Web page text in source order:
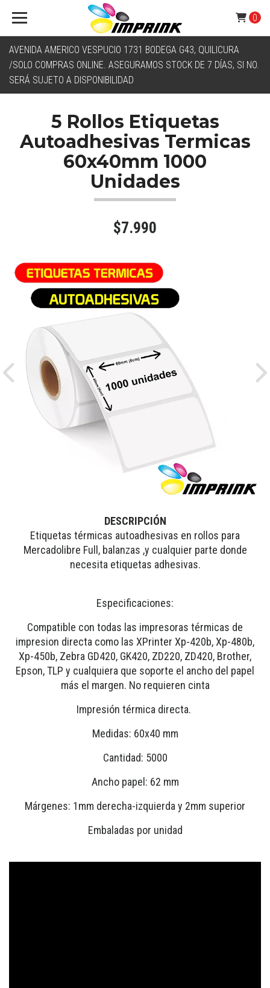
AVENIDA AMERICO VESPUCIO 1731 BODEGA G43, QUILICURA
/SOLO COMPRAS ONLINE. ASEGURAMOS STOCK DE 7 DÍAS, SI NO.
SERÁ SUJETO A DISPONIBILIDAD
0
5 Rollos Etiquetas
Autoadhesivas Termicas
60x40mm 1000
Unidades
$7.990
Previous
DESCRIPCIÓN
Etiquetas térmicas autoadhesivas en rollos para
Mercadolibre Full, balanzas ,y cualquier parte donde
necesita etiquetas adhesivas.
Especificaciones:
Compatible con todas las impresoras térmicas de
impresion directa como las XPrinter Xp-420b, Xp-480b,
Xp-450b, Zebra GD420, GK420, ZD220, ZD420, Brother,
Epson, TLP y cualquiera que soporte el ancho del papel
más el margen. No requieren cinta
Impresión térmica directa.
Medidas: 60x40 mm
Cantidad: 5000
Ancho papel: 62 mm
Márgenes: 1mm derecha-izquierda y 2mm superior
Embaladas por unidad